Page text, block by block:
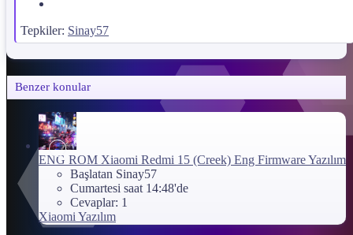
Tepkiler: Sinay57
Benzer konular
ENG ROM Xiaomi Redmi 15 (Creek) Eng Firmware Yazılım
Başlatan Sinay57
Cumartesi saat 14:48'de
Cevaplar: 1
Xiaomi Yazılım